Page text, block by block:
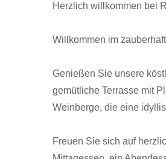
Herzlich willkommen bei
Willkommen im
Genießen Sie unsere
gemütliche Terrasse mit
Weinberge, die eine
Freuen Sie sich auf